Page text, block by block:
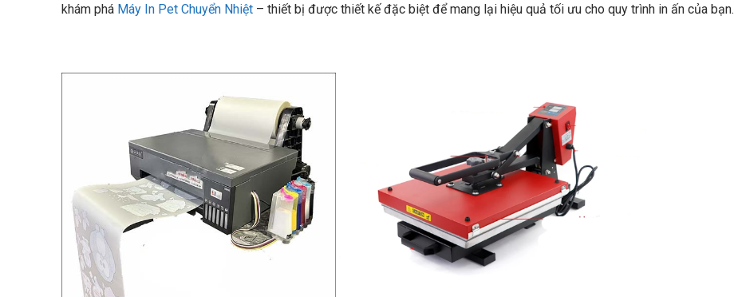
khám phá Máy In Pet Chuyển Nhiệt – thiết bị được thiết kế đặc biệt để mang lại hiệu quả tối ưu cho quy trình in ấn của bạn.